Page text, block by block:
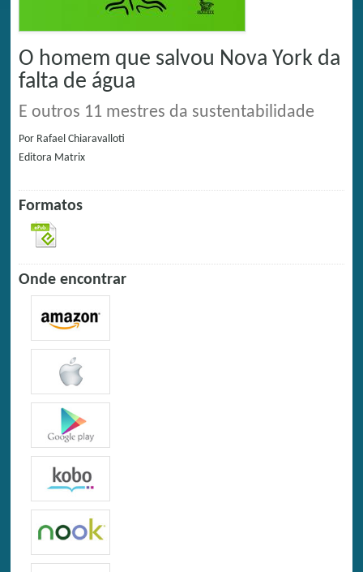
O homem que salvou Nova York da
falta de água
E outros 11 mestres da sustentabilidade
Por Rafael Chiaravalloti
Editora Matrix
Formatos
Onde encontrar